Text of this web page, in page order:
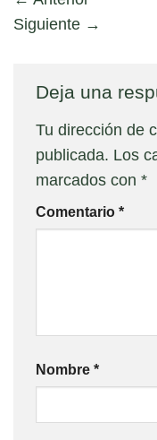
Siguiente →
Deja una
Tu dirección de
publicada. Los
marcados con *
Comentario *
Nombre *